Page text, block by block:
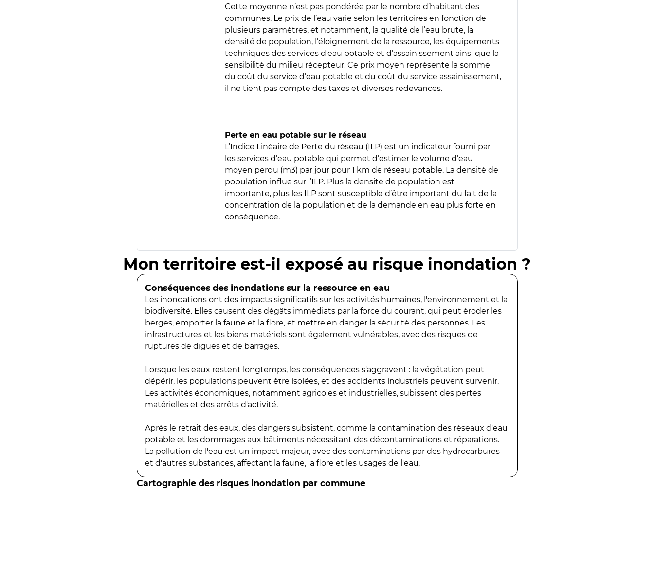
Cette moyenne n’est pas pondérée par le nombre d’habitant des
communes. Le prix de l’eau varie selon les territoires en fonction de
plusieurs paramètres, et notamment, la qualité de l’eau brute, la
densité de population, l’éloignement de la ressource, les équipements
techniques des services d’eau potable et d’assainissement ainsi que la
sensibilité du milieu récepteur. Ce prix moyen représente la somme
du coût du service d’eau potable et du coût du service assainissement,
il ne tient pas compte des taxes et diverses redevances.
Perte en eau potable sur le réseau
L’Indice Linéaire de Perte du réseau (ILP) est un indicateur fourni par
les services d’eau potable qui permet d’estimer le volume d’eau
moyen perdu (m3) par jour pour 1 km de réseau potable. La densité de
population influe sur l’ILP. Plus la densité de population est
importante, plus les ILP sont susceptible d’être important du fait de la
concentration de la population et de la demande en eau plus forte en
conséquence.
Mon territoire est-il exposé au risque inondation ?
Conséquences des inondations sur la ressource en eau
Les inondations ont des impacts significatifs sur les activités humaines, l'environnement et la
biodiversité. Elles causent des dégâts immédiats par la force du courant, qui peut éroder les
berges, emporter la faune et la flore, et mettre en danger la sécurité des personnes. Les
infrastructures et les biens matériels sont également vulnérables, avec des risques de
ruptures de digues et de barrages.
Lorsque les eaux restent longtemps, les conséquences s'aggravent : la végétation peut
dépérir, les populations peuvent être isolées, et des accidents industriels peuvent survenir.
Les activités économiques, notamment agricoles et industrielles, subissent des pertes
matérielles et des arrêts d'activité.
Après le retrait des eaux, des dangers subsistent, comme la contamination des réseaux d'eau
potable et les dommages aux bâtiments nécessitant des décontaminations et réparations.
La pollution de l'eau est un impact majeur, avec des contaminations par des hydrocarbures
et d'autres substances, affectant la faune, la flore et les usages de l'eau.
Cartographie des risques inondation par commune